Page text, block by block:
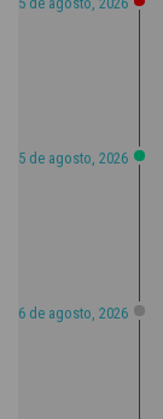
5 de agosto, 2026
6 de agosto, 2026